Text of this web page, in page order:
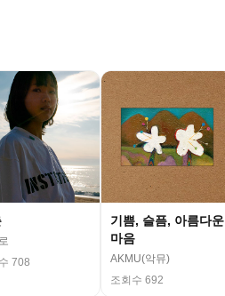
708
기쁨, 슬픔, 아름다운
마음
AKMU(악뮤)
조회수 692